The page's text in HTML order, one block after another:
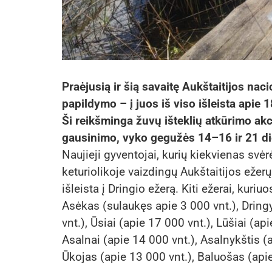
Praėjusią ir šią savaitę Aukštaitijos
papildymo – į juos iš viso išleista apie
Ši reikšminga žuvų išteklių atkūrimo
gausinimo, vyko gegužės 14–16 ir 21
Naujieji gyventojai, kurių kiekvienas
keturiolikoje vaizdingų Aukštaitijos
išleista į Dringio ežerą. Kiti ežerai,
Asėkas (sulaukęs apie 3 000 vnt.),
vnt.), Ūsiai (apie 17 000 vnt.), Lūšiai
Asalnai (apie 14 000 vnt.), Asalnykštis
Ūkojas (apie 13 000 vnt.), Baluošas